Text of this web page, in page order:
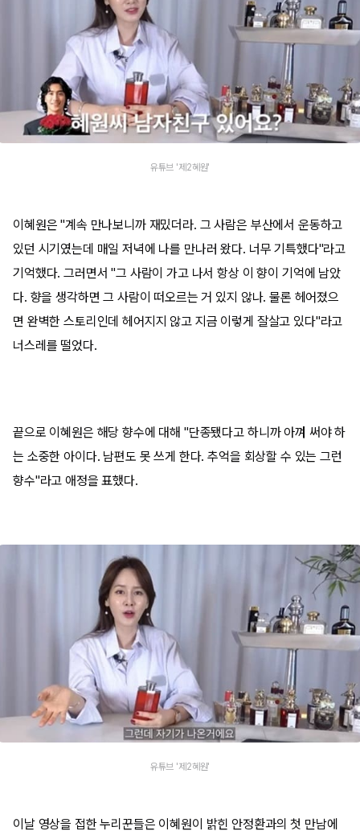
유튜브 '제2혜원'
이혜원은 "계속 만나보니까 재밌더라. 그 사람은 부산에서 운동하고
있던 시기였는데 매일 저녁에 나를 만나러 왔다. 너무 기특했다"라고
기억했다. 그러면서 "그 사람이 가고 나서 항상 이 향이 기억에 남았
다. 향을 생각하면 그 사람이 떠오르는 거 있지 않나. 물론 헤어졌으
면 완벽한 스토리인데 헤어지지 않고 지금 이렇게 잘살고 있다"라고
너스레를 떨었다.
끝으로 이혜원은 해당 향수에 대해 "단종됐다고 하니까 아껴 써야 하
는 소중한 아이다. 남편도 못 쓰게 한다. 추억을 회상할 수 있는 그런
향수"라고 애정을 표했다.
유튜브 '제2혜원'
이날 영상을 접한 누리꾼들은 이혜원이 밝힌 안정환과의 첫 만남에